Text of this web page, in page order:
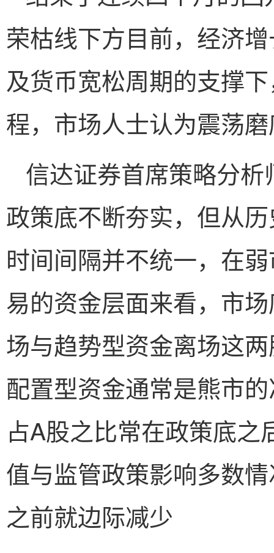
荣枯线下方目前，经济
及货币宽松周期的支撑
程，市场人士认为震荡
信达证券首席策略分
政策底不断夯实，但从
时间间隔并不统一，在
易的资金层面来看，市
场与趋势型资金离场这
配置型资金通常是熊市
占A股之比常在政策底
值与监管政策影响多数
之前就边际减少